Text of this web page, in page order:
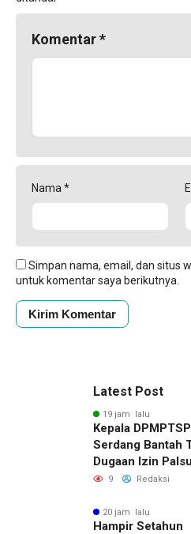
Komentar*
Nama *
Simpan nama, email, dan situs
untuk komentar saya berikutnya.
Latest Post
19 jam lalu
Kepala
Serdang Bantah
Dugaan Izin
Tegaskan Proses
Jalur Resmi
9 Redaksi
20 jam lalu
Hampir Setahun